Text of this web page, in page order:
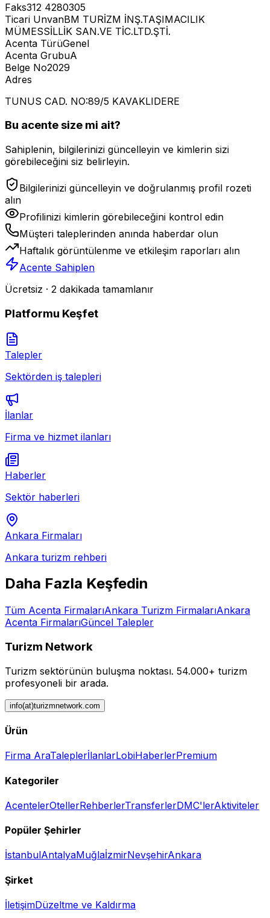
Faks312 4280305
Ticari UnvanBM TURİZM İNŞ.TAŞIMACILIK
MÜMESSİLLİK SAN.VE TİC.LTD.ŞTİ.
Acenta TürüGenel
Acenta GrubuA
Belge No2029
Adres
TUNUS CAD. NO:89/5 KAVAKLIDERE
Bu acente size mi ait?
Sahiplenin, bilgilerinizi güncelleyin ve kimlerin sizi
görebileceğini siz belirleyin.
Bilgilerinizi güncelleyin ve doğrulanmış profil rozeti
alın
Profilinizi kimlerin görebileceğini kontrol edin
Müşteri taleplerinden anında haberdar olun
Haftalık görüntülenme ve etkileşim raporları alın
Acente Sahiplen
Ücretsiz · 2 dakikada tamamlanır
Platformu Keşfet
Talepler
Sektörden iş talepleri
İlanlar
Firma ve hizmet ilanları
Haberler
Sektör haberleri
Ankara Firmaları
Ankara turizm rehberi
Daha Fazla Keşfedin
Tüm Acenta FirmalarıAnkara Turizm FirmalarıAnkara
Acenta FirmalarıGüncel Talepler
Turizm Network
Turizm sektörünün buluşma noktası. 54.000+ turizm
profesyoneli bir arada.
info(at)turizmnetwork.com
Ürün
Firma AraTaleplerİlanlarLobiHaberlerPremium
Kategoriler
AcentelerOtellerRehberlerTransferlerDMC'lerAktiviteler
Popüler Şehirler
İstanbulAntalyaMuğlaİzmirNevşehirAnkara
Şirket
İletişimDüzeltme ve Kaldırma